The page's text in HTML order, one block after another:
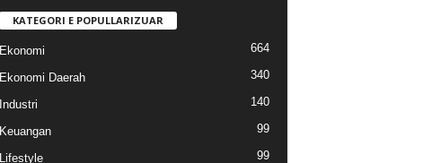
KATEGORI E POPULLARIZUAR
Ekonomi 664
Ekonomi Daerah 340
Industri 140
Keuangan 99
Lifestyle 99